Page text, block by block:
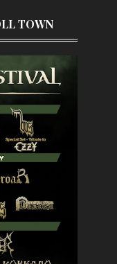
TOWN